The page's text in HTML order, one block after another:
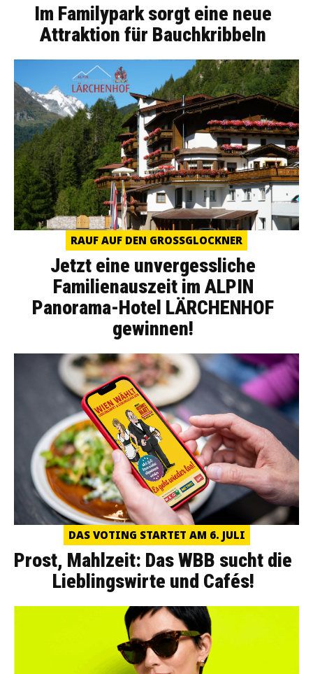
Im Familypark sorgt eine neue
Attraktion für Bauchkribbeln
RAUF AUF DEN GROSSGLOCKNER
Jetzt eine unvergessliche
Familienauszeit im ALPIN
Panorama-Hotel LÄRCHENHOF
gewinnen!
DAS VOTING STARTET AM 6. JULI
Prost, Mahlzeit: Das WBB sucht die
Lieblingswirte und Cafés!